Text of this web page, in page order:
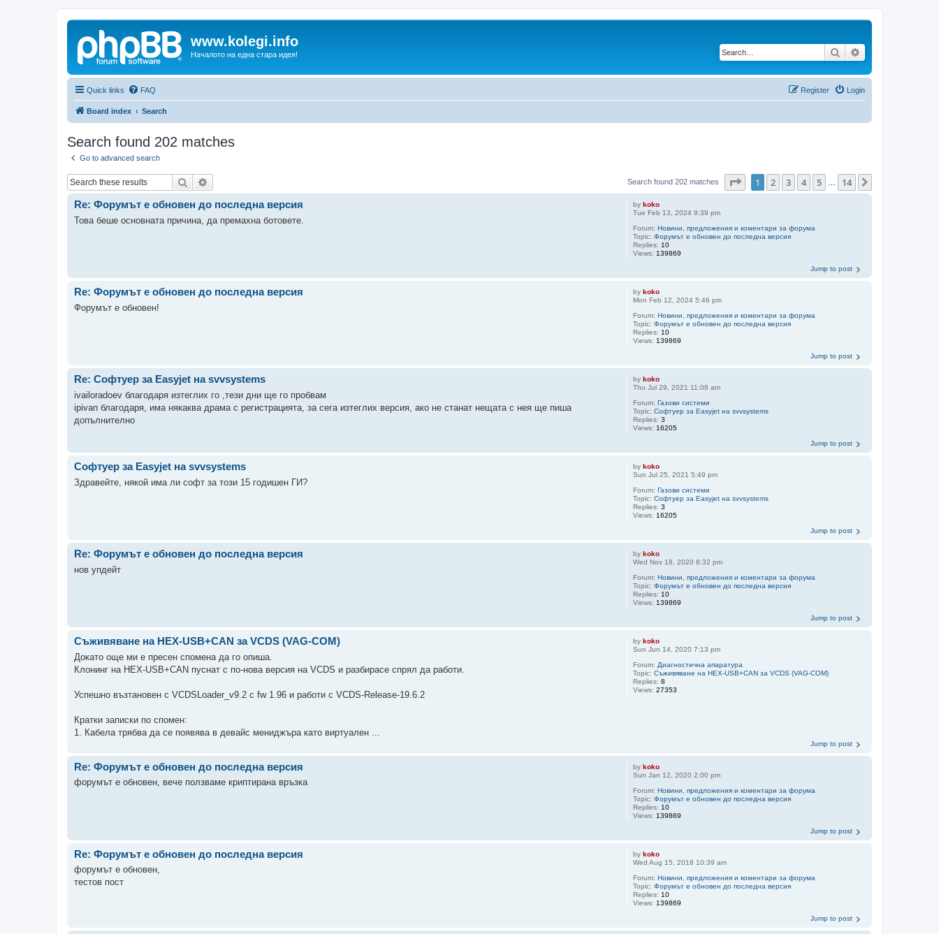
www.kolegi.info
Началото на една стара идея! Search
Quick links FAQ Login
Register
Board index Search
Search found 202 matches
Go to advanced search
Search Search found 202 matches Page of 14
1 2 3 4 5 14
bykoko
Tue Feb 13, 2024 9:39 pm
Forum:Новини, предложения и коментари за форума
Topic:Форумът е обновен до последна версия
Replies: 10
Views: 139869
Re: Форумът е обновен до последна версия
Това беше основната причина, да премахна ботовете.
Jump to post
bykoko
Mon Feb 12, 2024 5:46 pm
Forum:Новини, предложения и коментари за форума
Topic:Форумът е обновен до последна версия
Replies: 10
Views: 139869
Re: Форумът е обновен до последна версия
Форумът е обновен!
Jump to post
bykoko
Thu Jul 29, 2021 11:08 am
Forum:Газови системи
Topic:Софтуер за Easyjet на svvsystems
Replies:3
Views: 16205
Re: Софтуер за Easyjet на svvsystems
ivailoradoev благодаря изтеглих го ,тези дни ще го пробвам
ipivan благодаря, има някаква драма с регистрацията, за сега изтеглих версия, ако не станат нещата с нея ще пиша
допълнително
Jump to post
bykoko
Sun Jul 25, 2021 5:49 pm
Forum:Газови системи
Topic:Софтуер за Easyjet на svvsystems
Replies:3
Views: 16205
Софтуер за Easyjet на svvsystems
Здравейте, някой има ли софт за този 15 годишен ГИ?
Jump to post
bykoko
Wed Nov 18, 2020 8:32 pm
Forum:Новини, предложения и коментари за форума
Topic:Форумът е обновен до последна версия
Replies: 10
Views: 139869
Re: Форумът е обновен до последна версия
нов упдейт
Jump to post
bykoko
Sun Jun 14, 2020 7:13 pm
Forum: Диагностична апаратура
Topic:Съживяване на HEX-USB+CAN за VCDS (VAG-COM)
Replies:8
Views:27353
Съживяване на HEX-USB+CAN за VCDS (VAG-COM)
Докато още ми е пресен спомена да го опиша.
Клонинг на HEX-USB+CAN пуснат с по-нова версия на VCDS и разбирасе спрял да работи.
Успешно възтановен с VCDSLoader_v9.2 с fw 1.96 и работи с VCDS-Release-19.6.2
Кратки записки по спомен:
1. Кабела трябва да се появява в девайс мениджъра като виртуален ...
Jump to post
bykoko
Sun Jan 12, 2020 2:00 pm
Forum:Новини, предложения и коментари за форума
Topic:Форумът е обновен до последна версия
Replies: 10
Views: 139869
Re: Форумът е обновен до последна версия
форумът е обновен, вече ползваме криптирана връзка
Jump to post
bykoko
Wed Aug 15, 2018 10:39 am
Forum:Новини, предложения и коментари за форума
Topic:Форумът е обновен до последна версия
Replies: 10
Views: 139869
Re: Форумът е обновен до последна версия
форумът е обновен,
тестов пост
Jump to post